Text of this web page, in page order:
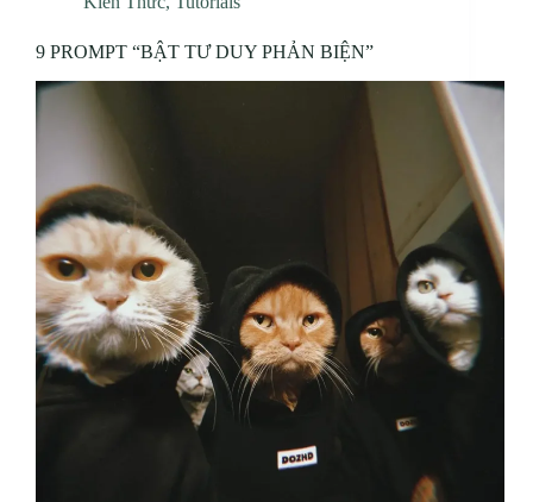
9 PROMPT “BẬT TƯ DUY PHẢN BIỆN”